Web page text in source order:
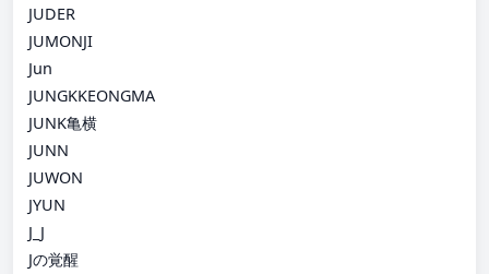
JUDER
JUMONJI
Jun
JUNGKKEONGMA
JUNK亀横
JUNN
JUWON
JYUN
J_J
Jの覚醒